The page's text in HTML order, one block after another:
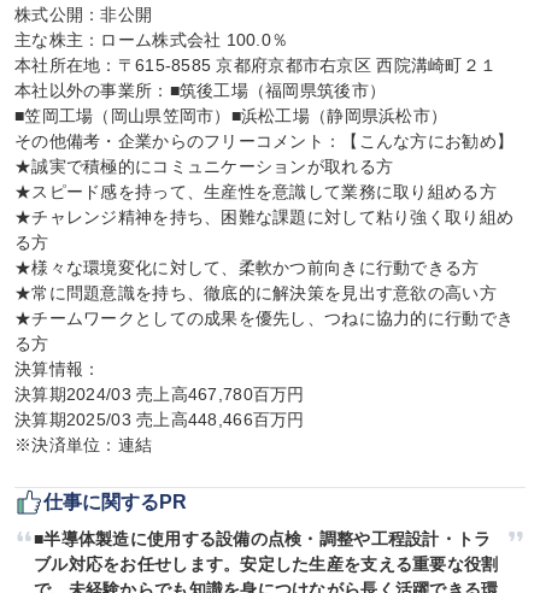
株式公開：非公開
主な株主：ローム株式会社 100.0％
本社所在地：〒615-8585 京都府京都市右京区 西院溝崎町２１
本社以外の事業所：■筑後工場（福岡県筑後市）
■笠岡工場（岡山県笠岡市）■浜松工場（静岡県浜松市）
その他備考・企業からのフリーコメント：【こんな方にお勧め】
★誠実で積極的にコミュニケーションが取れる方
★スピード感を持って、生産性を意識して業務に取り組める方
★チャレンジ精神を持ち、困難な課題に対して粘り強く取り組め
る方
★様々な環境変化に対して、柔軟かつ前向きに行動できる方
★常に問題意識を持ち、徹底的に解決策を見出す意欲の高い方
★チームワークとしての成果を優先し、つねに協力的に行動でき
る方
決算情報：
決算期2024/03 売上高467,780百万円
決算期2025/03 売上高448,466百万円
※決済単位：連結
仕事に関するPR
■半導体製造に使用する設備の点検・調整や工程設計・トラ
ブル対応をお任せします。安定した生産を支える重要な役割